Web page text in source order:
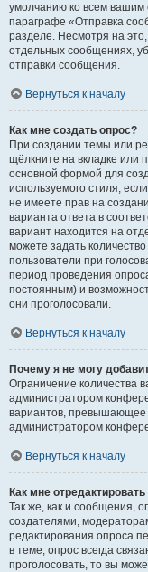
умолчанию ко всем
параграфе «Отправка
разделе. Несмотря на
отдельных сообщениях,
отправки сообщения.
Вернуться к началу
Как мне создать опрос?
При создании темы или
щёлкните на вкладке или
основной формой для
используемого стиля;
не имеете прав на
варианта ответа в
вариант находится на
можете задать
пользователи при
период проведения
постоянным) и
они проголосовали.
Вернуться к началу
Почему я не могу
Ограничение количества
администратором
вариантов, превышающее
администратором
Вернуться к началу
Как мне
Так же, как и сообщения,
создателями,
редактирования опроса
в теме; опрос всегда
проголосовать, то вы